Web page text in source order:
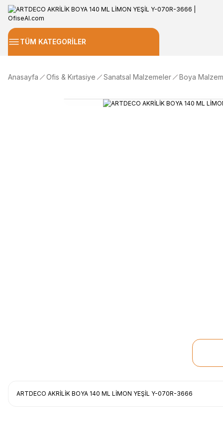
TÜM KATEGORİLER
Anasayfa Ofis & Kırtasiye Sanatsal Malzemeler Boya
ARTDECO AKRİLİK BOYA 140 ML LİMON YEŞİL Y-070R-3666